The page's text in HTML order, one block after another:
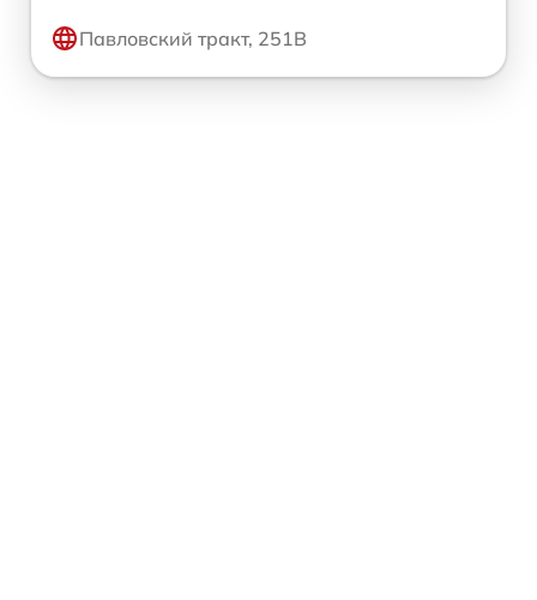
Павловский тракт, 251В